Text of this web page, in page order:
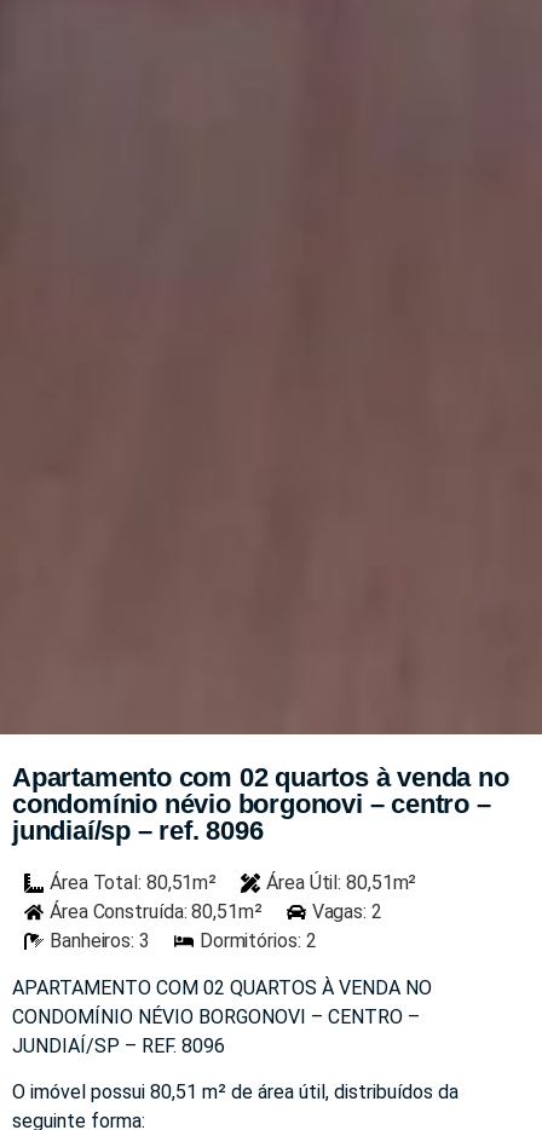
Apartamento com 02 quartos à venda no
condomínio névio borgonovi – centro –
jundiaí/sp – ref. 8096
Área Total: 80,51m²
Área Útil: 80,51m²
Área Construída: 80,51m²
Vagas: 2
Banheiros: 3
Dormitórios: 2
APARTAMENTO COM 02 QUARTOS À VENDA NO
CONDOMÍNIO NÉVIO BORGONOVI – CENTRO –
JUNDIAÍ/SP – REF. 8096
O imóvel possui 80,51 m² de área útil, distribuídos da
seguinte forma: